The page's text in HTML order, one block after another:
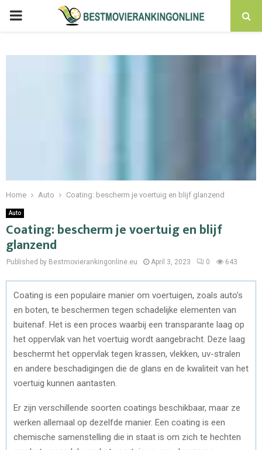
PRIMARY
Home Auto Coating: bescherm je voertuig en blijf glanzend
Auto
Coating: bescherm je voertuig en blijf
glanzend
Published by Bestmovierankingonline.eu April 3, 2023 0 643
Coating is een populaire manier om voertuigen, zoals auto’s
en boten, te beschermen tegen schadelijke elementen van
buitenaf. Het is een proces waarbij een transparante laag op
het oppervlak van het voertuig wordt aangebracht. Deze laag
beschermt het oppervlak tegen krassen, vlekken, uv-stralen
en andere beschadigingen die de glans en de kwaliteit van het
voertuig kunnen aantasten.
Er zijn verschillende soorten coatings beschikbaar, maar ze
werken allemaal op dezelfde manier. Een coating is een
chemische samenstelling die in staat is om zich te hechten